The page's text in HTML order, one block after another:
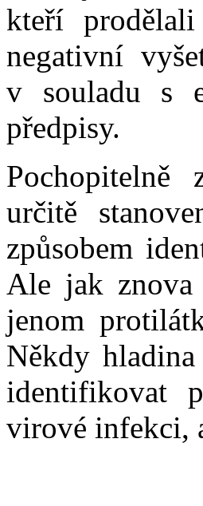
kteří
negativní
v souladu s
předpisy.
Pochopitelně
určitě
způsobem
Ale jak
jenom
Někdy
identifikovat
virové infekci,